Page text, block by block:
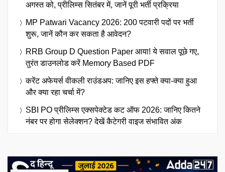
अगस्त को, प्रीलिम्स सितंबर में, जानें पूरी भर्ती प्रक्रिया
MP Patwari Vacancy 2026: 200 पटवारी पदों पर भर्ती
शुरू, जानें कौन कर सकता है आवेदन?
RRB Group D Question Paper आया! ये सवाल पूछे गए,
तुरंत डाउनलोड करें Memory Based PDF
करेंट अफेयर्स वीकली राउंडअप: जानिए इस हफ्ते क्या-क्या हुआ
और क्या रहा चर्चा में?
SBI PO प्रीलिम्स एक्सपेक्टेड कट ऑफ 2026: जानिए कितने
नंबर पर होगा सेलेक्शन? देखें कैटेगरी वाइज संभावित अंक